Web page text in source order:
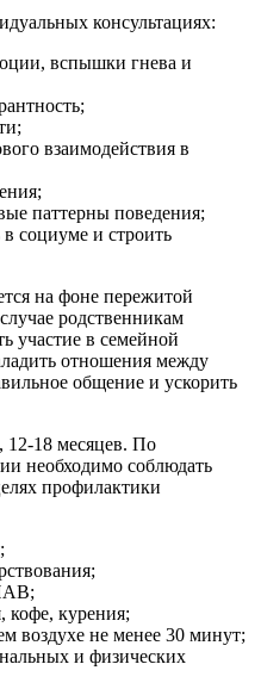
консультациях:
вспышки гнева и
взаимодействия в
паттерны поведения;
в социуме и строить
на фоне пережитой
родственникам
участие в семейной
отношения между
общение и ускорить
12-18 месяцев. По
необходимо соблюдать
профилактики
кофе, курения;
воздухе не менее 30 минут;
и физических